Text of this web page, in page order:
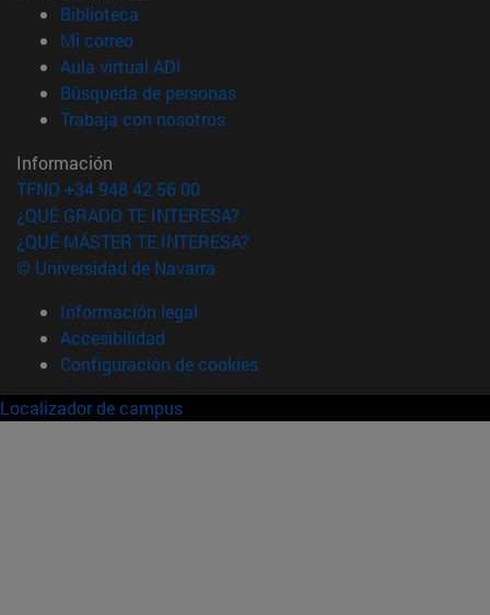
Biblioteca
Mi correo(abre en nueva ventana)
Aula virtual ADI
Búsqueda de personas(abre en nueva ventana)
Trabaja con nosotros(abre en nueva ventana)
Información
TFNO +34 948 42 56 00
¿QUÉ GRADO TE INTERESA?
¿QUÉ MÁSTER TE INTERESA?
© Universidad de Navarra
Información legal
Accesibilidad
Configuración de cookies
Localizador de campus